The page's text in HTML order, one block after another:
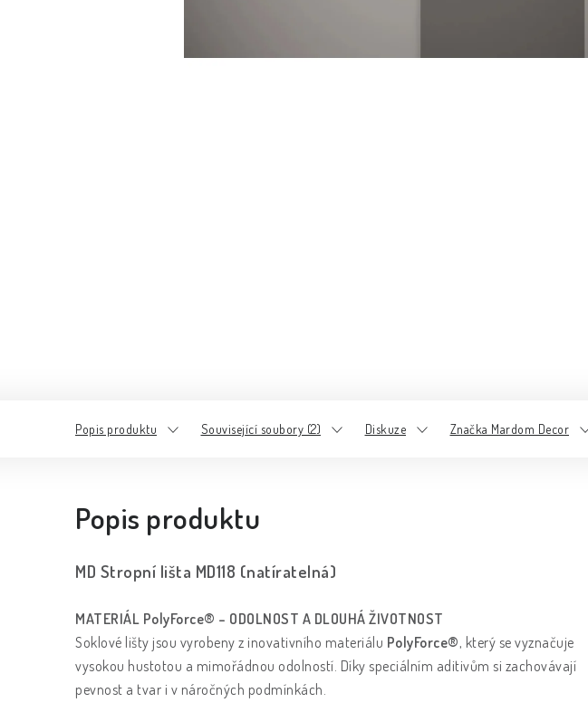
Popis produktu Související soubory (2) Diskuze Značka Mardom Decor
Popis produktu
MD Stropní lišta MD118 (natíratelná)
MATERIÁL PolyForce® – ODOLNOST A DLOUHÁ ŽIVOTNOST
Soklové lišty jsou vyrobeny z inovativního materiálu PolyForce®, který se vyznačuje
vysokou hustotou a mimořádnou odolností. Díky speciálním aditivům si zachovávají
pevnost a tvar i v náročných podmínkách.